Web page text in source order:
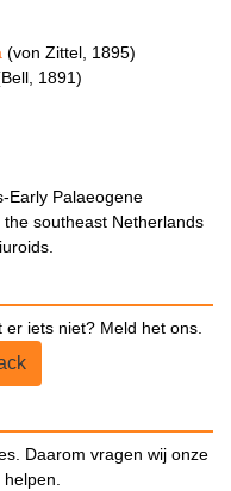
(von Zittel, 1895)
1891)
Early Palaeogene
southeast Netherlands
er iets niet? Meld het ons.
Daarom vragen wij onze